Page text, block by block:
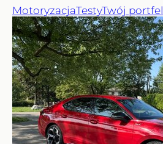
MotoryzacjaTestyTwój portfel